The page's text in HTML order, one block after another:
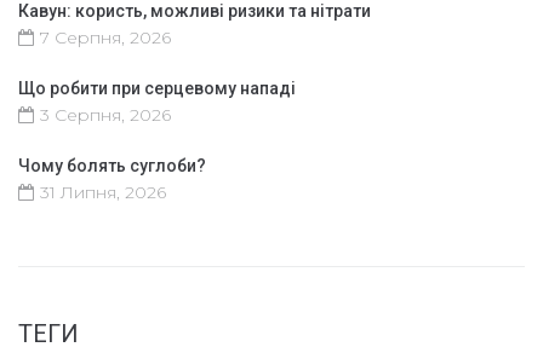
Кавун: користь, можливі ризики та нітрати
7 Серпня, 2026
Що робити при серцевому нападі
3 Серпня, 2026
Чому болять суглоби?
31 Липня, 2026
ТЕГИ